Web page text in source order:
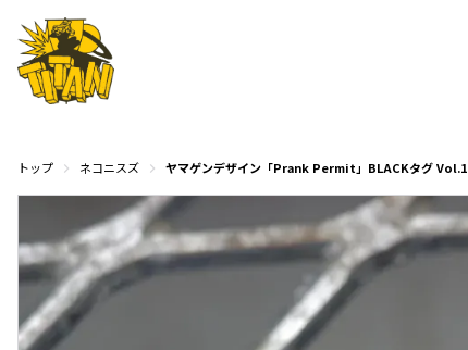
トップ ネコニスズ ヤマゲンデザイン「Prank Permit」BLACKタグ Vol.1